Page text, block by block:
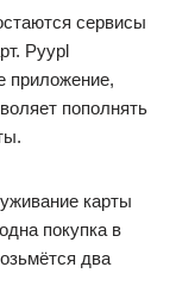
сервисы
Pyypl
приложение,
пополнять
карты
покупка в
два